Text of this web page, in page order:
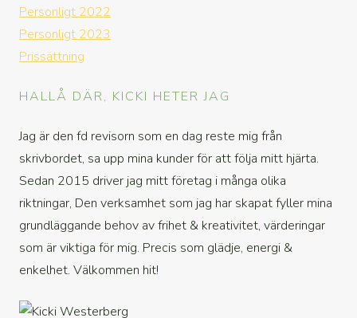
Personligt 2022
Personligt 2023
Prissättning
HALLÅ DÄR, KICKI HETER JAG
Jag är den fd revisorn som en dag reste mig från
skrivbordet, sa upp mina kunder för att följa mitt hjärta.
Sedan 2015 driver jag mitt företag i många olika
riktningar, Den verksamhet som jag har skapat fyller mina
grundläggande behov av frihet & kreativitet, värderingar
som är viktiga för mig. Precis som glädje, energi &
enkelhet. Välkommen hit!